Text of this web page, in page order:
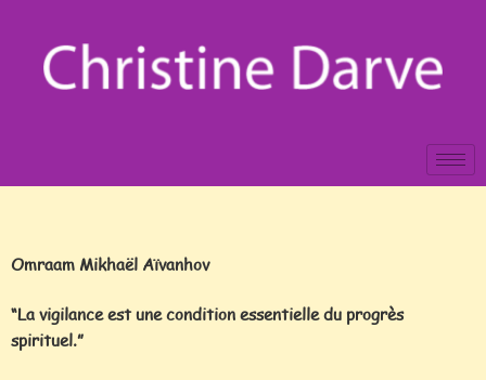
Omraam Mikhaël Aïvanhov
“La vigilance est une condition essentielle du progrès
spirituel.”